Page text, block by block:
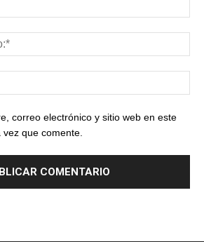
correo electrónico y sitio web en este
que comente.